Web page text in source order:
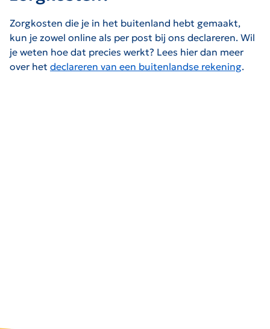
Zorgkosten die je in het buitenland hebt gemaakt,
kun je zowel online als per post bij ons declareren. Wil
je weten hoe dat precies werkt? Lees hier dan meer
over het declareren van een buitenlandse rekening.